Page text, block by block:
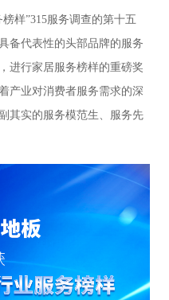
样”315服务调查的第十五
备代表性的头部品牌的服务
进行家居服务榜样的重磅奖
产业对消费者服务需求的深
其实的服务模范生、服务先